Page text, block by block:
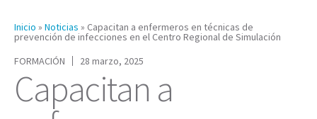
Inicio » Noticias » Capacitan a enfermeros en técnicas de
prevención de infecciones en el Centro Regional de Simulación
FORMACIÓN
28 marzo, 2025
Capacitan a